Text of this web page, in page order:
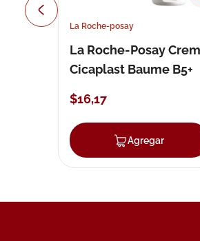
La Roche-posay
La Roche-Posay
Cicaplast Baume B5+
$16,17
Agregar